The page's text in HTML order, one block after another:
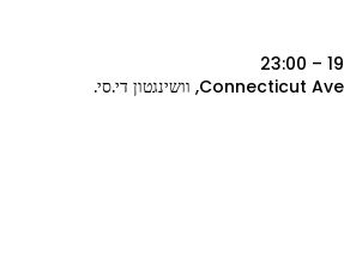
וושינגטון, 1737 Connecticut Ave NW, וושינגטון די.סי.